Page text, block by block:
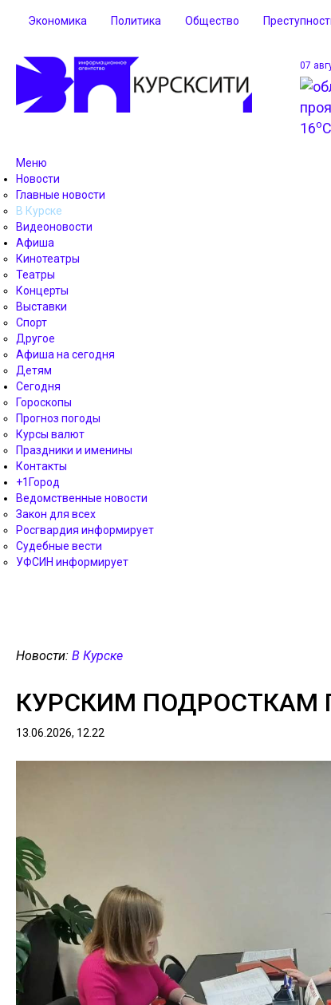
Экономика Политика Общество
07
16oC
Меню
Новости
Главные новости
В Курске
Видеоновости
Афиша
Кинотеатры
Театры
Концерты
Выставки
Спорт
Другое
Афиша на сегодня
Детям
Сегодня
Гороскопы
Прогноз погоды
Курсы валют
Праздники и именины
Контакты
+1Город
Ведомственные новости
Закон для всех
Росгвардия информирует
Судебные вести
УФСИН информирует
Новости: В Курске
КУРСКИМ ПОДРОСТКАМ
13.06.2026, 12.22